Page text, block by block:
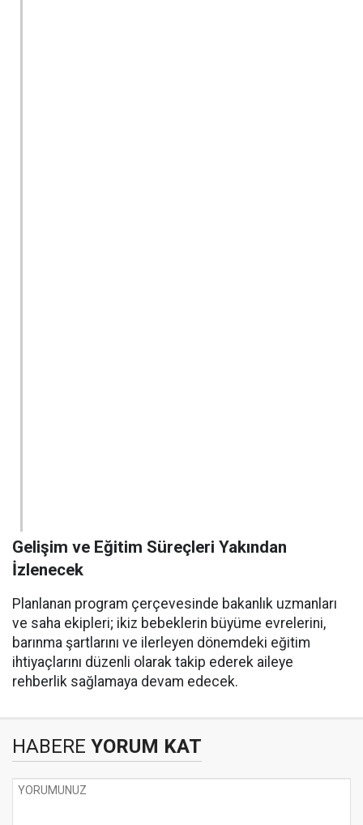
Gelişim ve Eğitim Süreçleri Yakından
İzlenecek
Planlanan program çerçevesinde bakanlık uzmanları
ve saha ekipleri; ikiz bebeklerin büyüme evrelerini,
barınma şartlarını ve ilerleyen dönemdeki eğitim
ihtiyaçlarını düzenli olarak takip ederek aileye
rehberlik sağlamaya devam edecek.
HABERE YORUM KAT